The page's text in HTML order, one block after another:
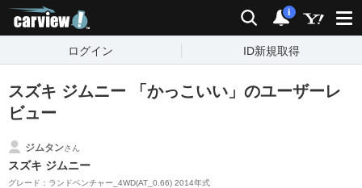
検索 通知
i
ログイン ID新規取得
スズキ ジムニー 「かっこいい」のユーザーレ
ビュー
ジムタンさん
スズキ ジムニー
グレード：ランドベンチャー_4WD(AT_0.66) 2014年式